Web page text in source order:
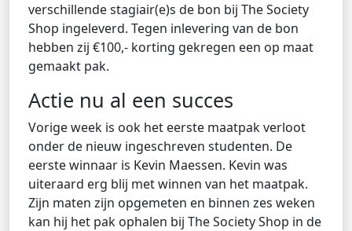
verschillende stagiair(e)s de bon bij The Society
Shop ingeleverd. Tegen inlevering van de bon
hebben zij €100,- korting gekregen een op maat
gemaakt pak.
Actie nu al een succes
Vorige week is ook het eerste maatpak verloot
onder de nieuw ingeschreven studenten. De
eerste winnaar is Kevin Maessen. Kevin was
uiteraard erg blij met winnen van het maatpak.
Zijn maten zijn opgemeten en binnen zes weken
kan hij het pak ophalen bij The Society Shop in de